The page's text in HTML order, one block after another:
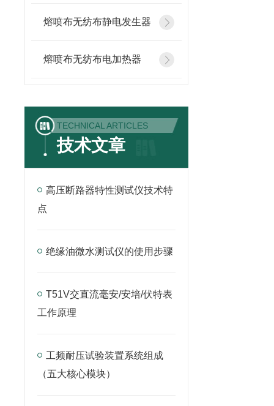
熔喷布无纺布静电发生器
熔喷布无纺布电加热器
TECHNICAL ARTICLES
技术文章
高压断路器特性测试仪技术特
点
绝缘油微水测试仪的使用步骤
T51V交直流毫安/安培/伏特表
工作原理
工频耐压试验装置系统组成
（五大核心模块）